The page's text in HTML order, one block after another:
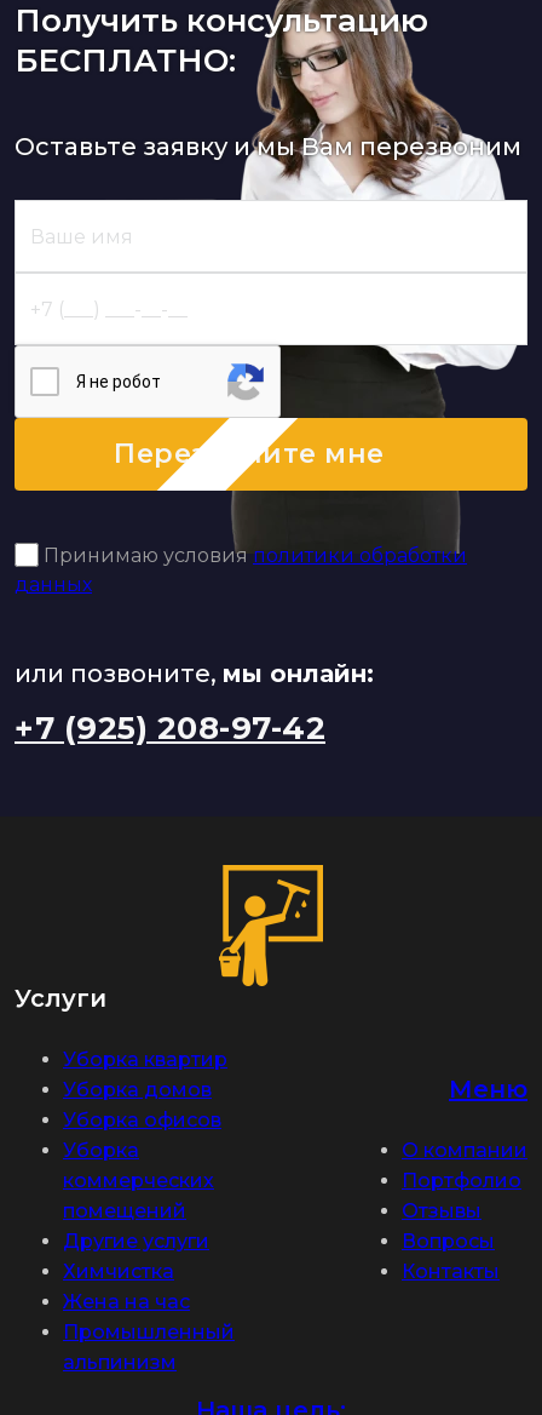
Получить консультацию
БЕСПЛАТНО:
Оставьте заявку и мы Вам перезвоним
Я нe poбoт
Перезвоните мне
Принимаю условия политики обработки
данных
или позвоните, мы онлайн:
+7 (925) 208-97-42
Услуги
Уборка квартир
Уборка домов
Уборка офисов
Уборка
коммерческих
помещений
Другие услуги
Химчистка
Жена на час
Промышленный
альпинизм
Меню
О компании
Портфолио
Отзывы
Вопросы
Контакты